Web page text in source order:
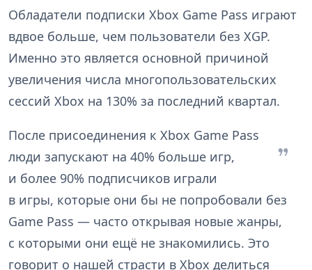
Обладатели подписки Xbox Game Pass играют
вдвое больше, чем пользователи без XGP.
Именно это является основной причиной
увеличения числа многопользовательских
сессий Xbox на 130% за последний квартал.
После присоединения к Xbox Game Pass
люди запускают на 40% больше игр,
и более 90% подписчиков играли
в игры, которые они бы не попробовали без
Game Pass — часто открывая новые жанры,
с которыми они ещё не знакомились. Это
говорит о нашей страсти в Xbox делиться